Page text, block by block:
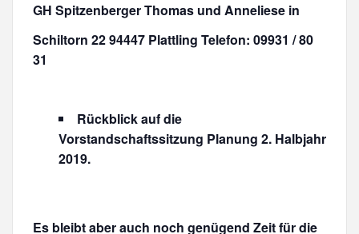
GH Spitzenberger Thomas und Anneliese in
Schiltorn 22 94447 Plattling Telefon: 09931 / 80
31
Rückblick auf die
Vorstandschaftssitzung Planung 2. Halbjahr
2019.
Es bleibt aber auch noch genügend Zeit für die